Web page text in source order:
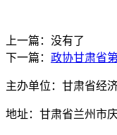
上一篇：没有了
下一篇： 政协甘肃省
主办单位：甘肃省经
地址：甘肃省兰州市